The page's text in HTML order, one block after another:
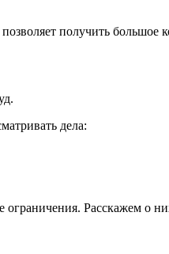
позволяет получить большое
дела:
Расскажем о